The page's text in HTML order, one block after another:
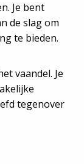
Je bent
de slag om
te bieden.
vaandel. Je
tegenover